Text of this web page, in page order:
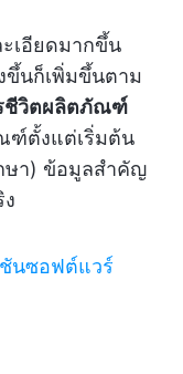
เอียดมากขึ้น
นก็เพิ่มขึ้นตาม
ชีวิตผลิตภัณฑ์
ฑ์ตั้งแต่เริ่มต้น
ษา) ข้อมูลสำคัญ
นซอฟต์แวร์